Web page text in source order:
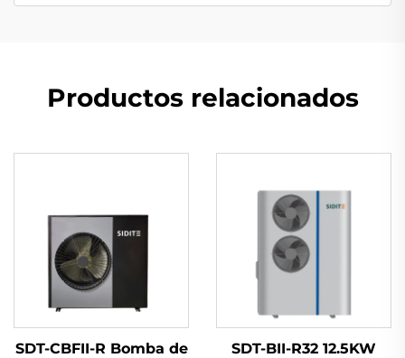
Productos relacionados
SDT-CBFII-R Bomba de
SDT-BII-R32 12.5KW